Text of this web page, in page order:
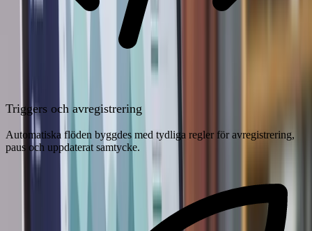
Triggers och avregistrering
Automatiska flöden byggdes med tydliga regler för avregistrering,
paus och uppdaterat samtycke.